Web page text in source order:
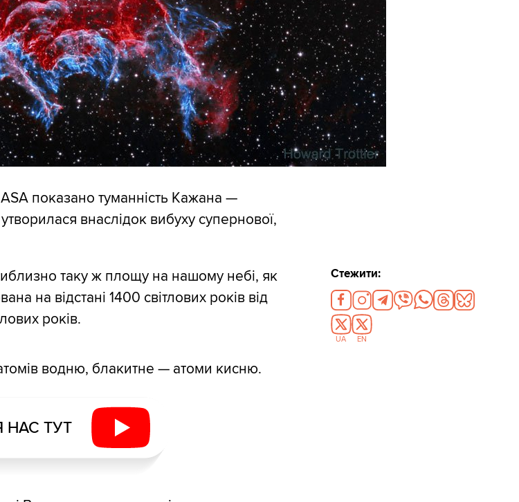
показано туманність Кажана —
внаслідок вибуху супернової,
таку ж площу на нашому небі, як
на відстані 1400 світлових років від
років.
водню, блакитне — атоми кисню.
НАС ТУТ
Стежити:
UA EN